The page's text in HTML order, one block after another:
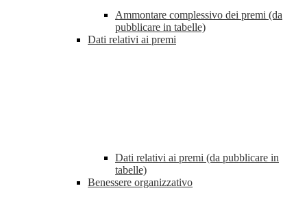
Ammontare complessivo dei premi (da
pubblicare in tabelle)
Dati relativi ai premi
Dati relativi ai premi (da pubblicare in
tabelle)
Benessere organizzativo